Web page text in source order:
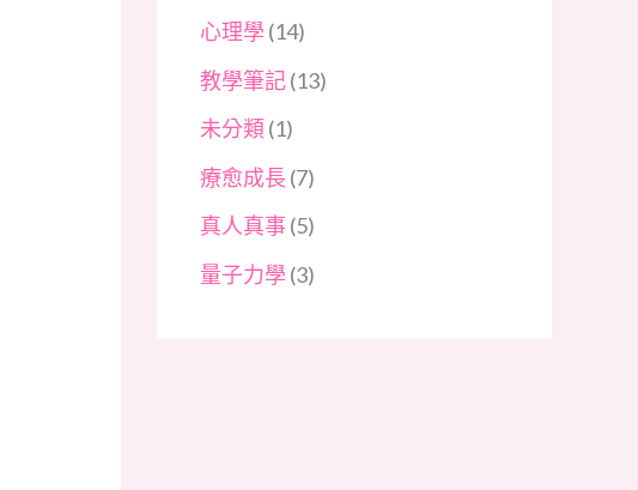
心理學 (14)
教學筆記(13)
未分類(1)
療愈成長 (7)
真人真事(5)
量子力學 (3)